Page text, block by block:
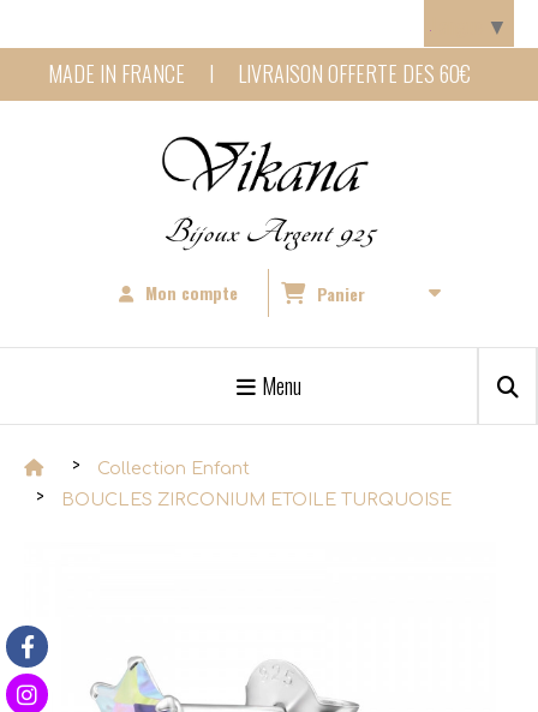
MADE IN FRANCE I LIVRAISON OFFERTE DES 60€
Bijoux Argent 925
Mon compte Panier
Menu
Collection Enfant
BOUCLES ZIRCONIUM ETOILE TURQUOISE
▼